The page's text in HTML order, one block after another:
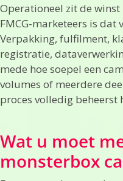
Operationeel zit de
FMCG-marketeers is dat
Verpakking, fulfilment,
registratie,
mede hoe soepel een
volumes of meerdere
proces volledig beheerst
Wat u moet
monsterbox